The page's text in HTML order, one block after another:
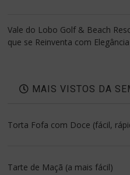
Vale do Lobo Golf & Beach
que se Reinventa com Elegância
MAIS VISTOS DA
Torta Fofa com Doce (fácil,
Tarte de Maçã (a mais fácil)